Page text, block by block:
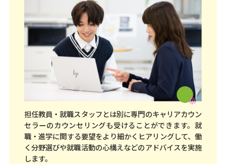
担任教員・就職スタッフとは別に専門のキャリアカウン
セラーのカウンセリングも受けることができます。就
職・進学に関する要望をより細かくヒアリングして、働
く分野選びや就職活動の心構えなどのアドバイスを実施
します。